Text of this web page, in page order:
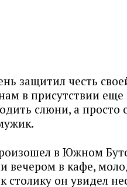
защитил честь
в присутствии
слюни, а просто
в Южном
вечером в кафе,
столику он увидел